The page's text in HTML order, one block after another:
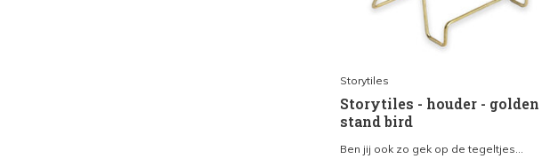
Storytiles
Storytiles - houder - golden
stand bird
Ben jij ook zo gek op de tegeltjes...